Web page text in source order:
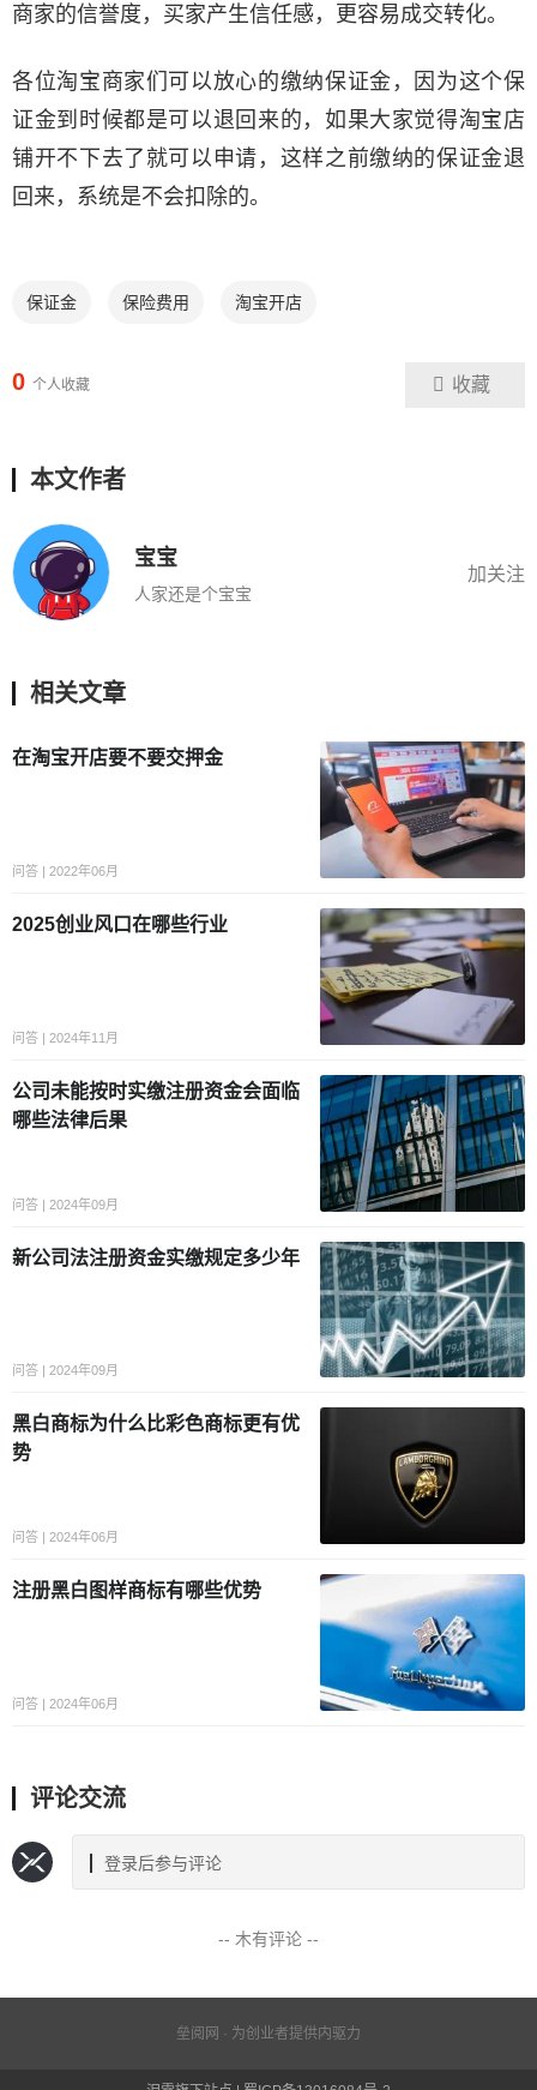
商家的信誉度，买家产生信任感，更容易成交转化。
各位淘宝商家们可以放心的缴纳保证金，因为这个保
证金到时候都是可以退回来的，如果大家觉得淘宝店
铺开不下去了就可以申请，这样之前缴纳的保证金退
回来，系统是不会扣除的。
保证金 保险费用 淘宝开店
0 个人收藏 收藏
本文作者
宝宝
人家还是个宝宝
加关注
相关文章
在淘宝开店要不要交押金
问答 | 2022年06月
2025创业风口在哪些行业
问答 | 2024年11月
公司未能按时实缴注册资金会面临
哪些法律后果
问答 | 2024年09月
新公司法注册资金实缴规定多少年
问答 | 2024年09月
黑白商标为什么比彩色商标更有优
势
问答 | 2024年06月
注册黑白图样商标有哪些优势
问答 | 2024年06月
评论交流
登录后参与评论
-- 木有评论 --
垒阅网 · 为创业者提供内驱力